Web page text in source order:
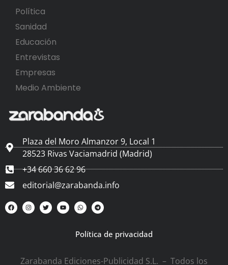
Política
Sanidad
Educación
Entrevistas
Empresas
Medio Ambiente
Plaza del Moro Almanzor 9, Local 1
28523 Rivas Vaciamadrid (Madrid)
+34 660 36 62 96
editorial@zarabanda.info
Política de privacidad
Zarabanda Ediciones-Publicidad S.L. – Todos los